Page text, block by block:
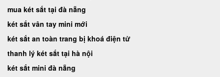
mua két sắt tại đà nẵng
két sắt vân tay mini mới
két sắt an toàn trang bị khoá điện tử
thanh lý két sắt tại hà nội
két sắt mini đà nẵng